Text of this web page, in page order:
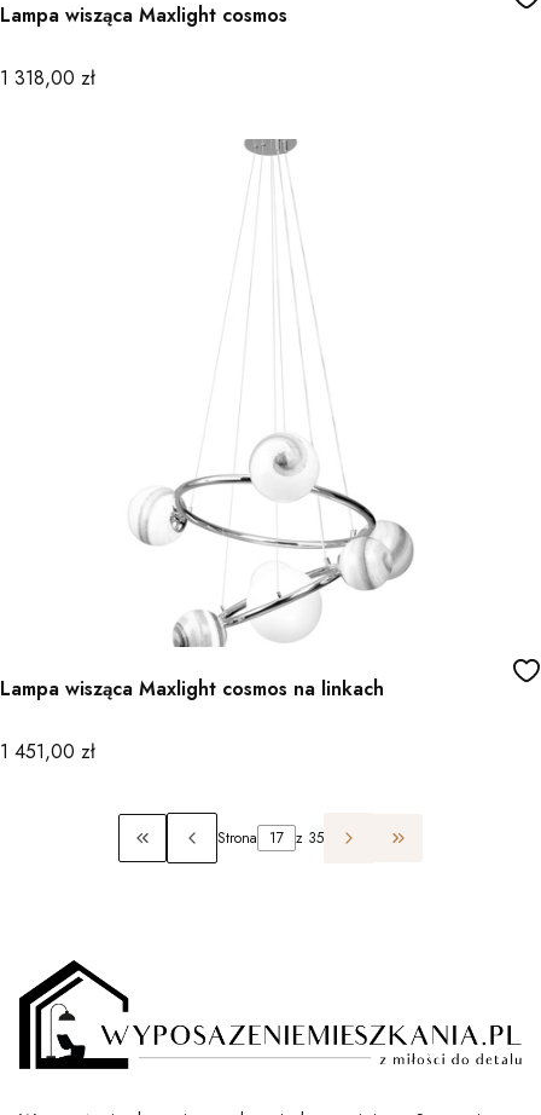
Lampa wisząca Maxlight cosmos
Cena
1 318,00 zł
Lampa wisząca Maxlight cosmos na linkach
Cena
1 451,00 zł
Wróć do pierwszej strony z produktami
Strona z 35 Przejdź do